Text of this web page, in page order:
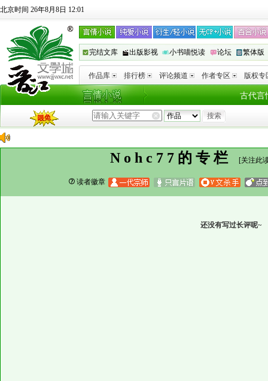
北京时间 26年8月8日 12:01
完结文库 出版影视 小书喵悦读 论坛 繁体版
作品库 排行榜 评论频道 作者专区 版权专
古代言
Nohc77的专栏 [关注此
读者徽章
还没有写过长评呢~